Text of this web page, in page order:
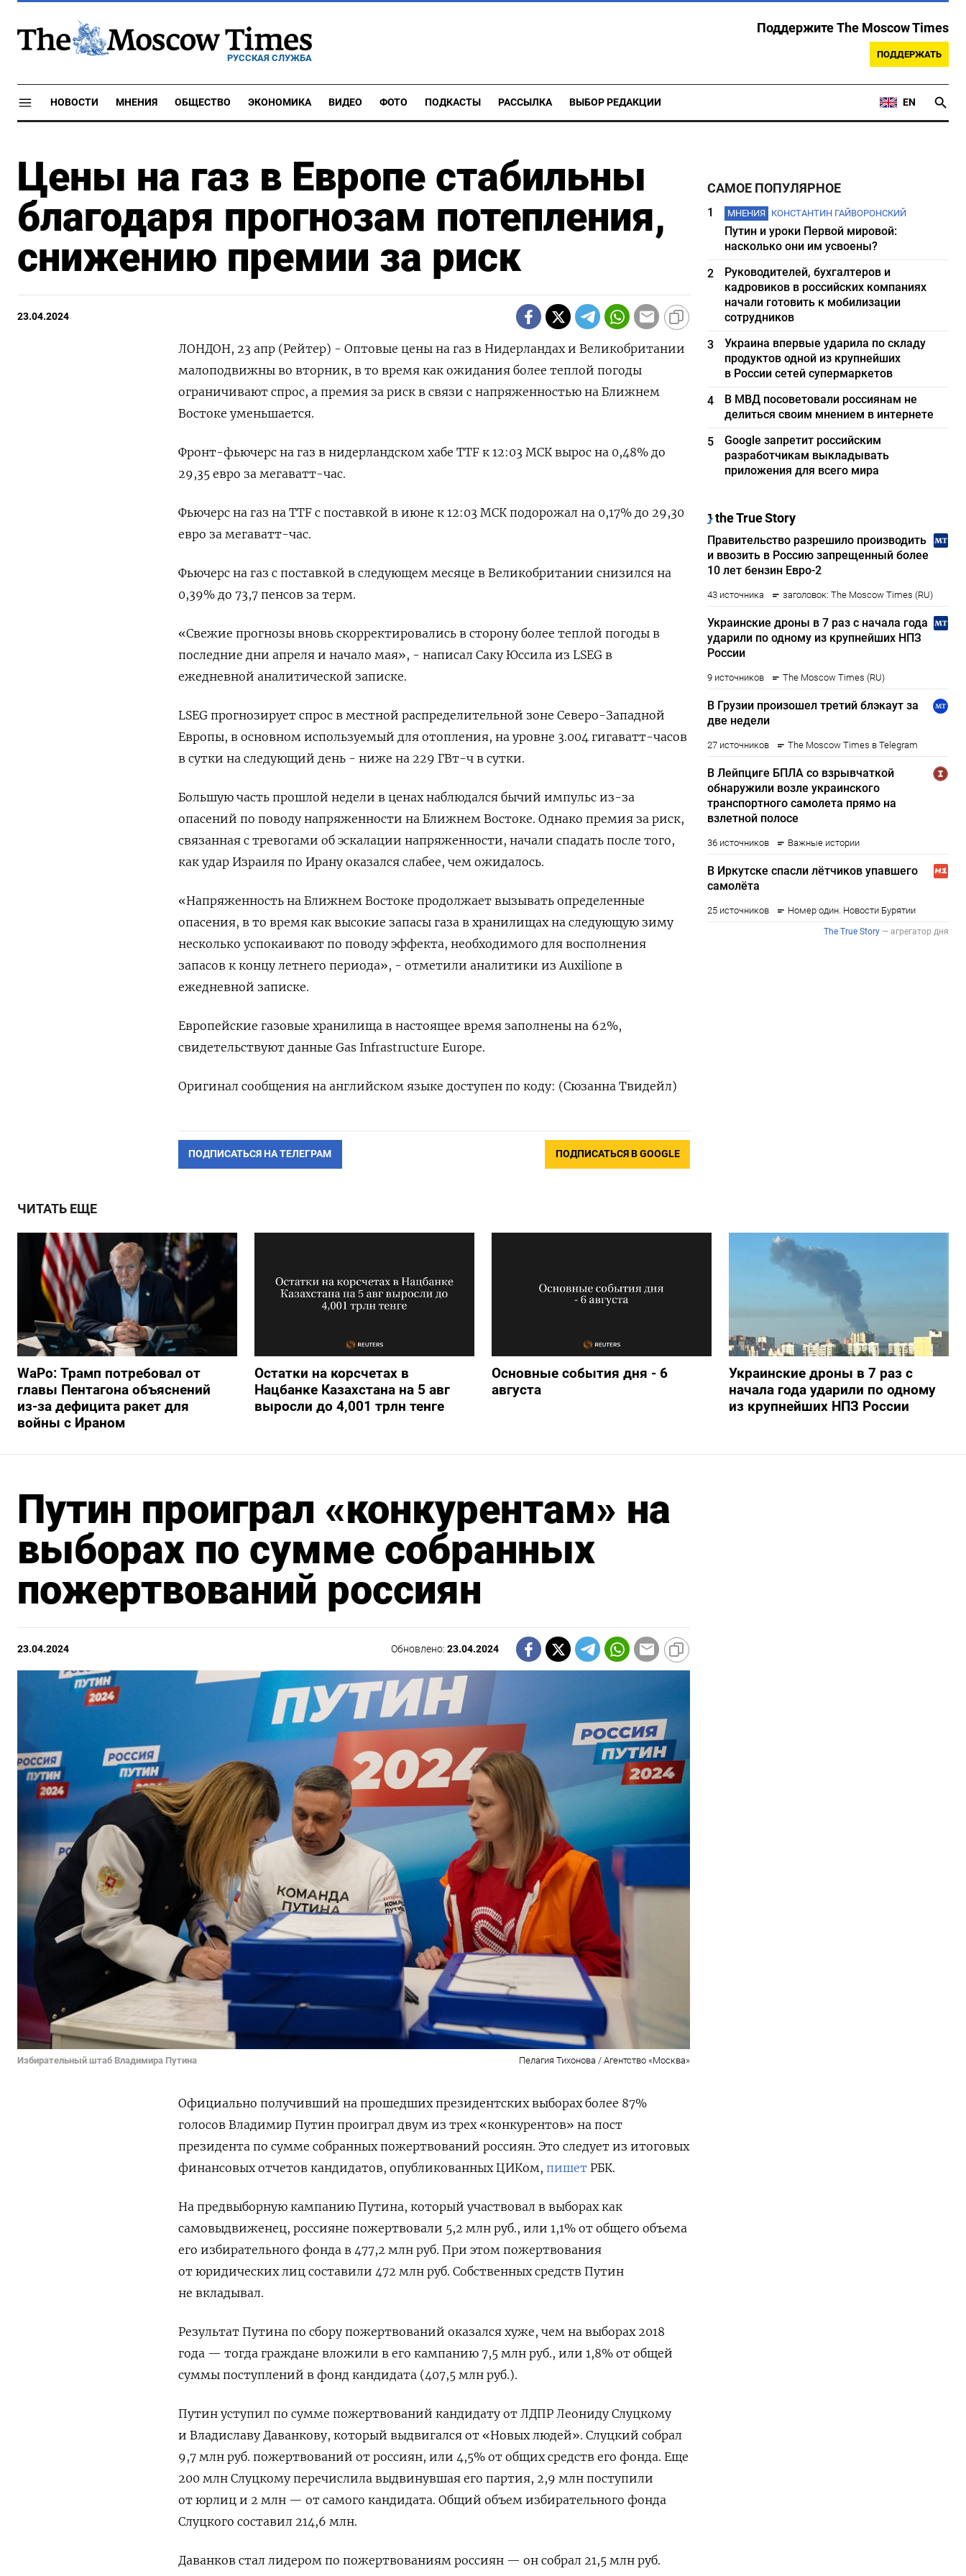
РУССКАЯ СЛУЖБА
Поддержите The Moscow Times
ПОДДЕРЖАТЬ
НОВОСТИ МНЕНИЯ ОБЩЕСТВО ЭКОНОМИКА ВИДЕО ФОТО ПОДКАСТЫ РАССЫЛКА ВЫБОР РЕДАКЦИИ EN
Цены на газ в Европе стабильны
благодаря прогнозам потепления,
снижению премии за риск
23.04.2024
ЛОНДОН, 23 апр (Рейтер) - Оптовые цены на газ в Нидерландах и Великобритании
малоподвижны во вторник, в то время как ожидания более теплой погоды
ограничивают спрос, а премия за риск в связи с напряженностью на Ближнем
Востоке уменьшается.
Фронт-фьючерс на газ в нидерландском хабе TTF к 12:03 МСК вырос на 0,48% до
29,35 евро за мегаватт-час.
Фьючерс на газ на TTF с поставкой в июне к 12:03 МСК подорожал на 0,17% до 29,30
евро за мегаватт-час.
Фьючерс на газ с поставкой в следующем месяце в Великобритании снизился на
0,39% до 73,7 пенсов за терм.
«Свежие прогнозы вновь скорректировались в сторону более теплой погоды в
последние дни апреля и начало мая», - написал Саку Юссила из LSEG в
ежедневной аналитической записке.
LSEG прогнозирует спрос в местной распределительной зоне Северо-Западной
Европы, в основном используемый для отопления, на уровне 3.004 гигаватт-часов
в сутки на следующий день - ниже на 229 ГВт-ч в сутки.
Большую часть прошлой недели в ценах наблюдался бычий импульс из-за
опасений по поводу напряженности на Ближнем Востоке. Однако премия за риск,
связанная с тревогами об эскалации напряженности, начали спадать после того,
как удар Израиля по Ирану оказался слабее, чем ожидалось.
«Напряженность на Ближнем Востоке продолжает вызывать определенные
опасения, в то время как высокие запасы газа в хранилищах на следующую зиму
несколько успокаивают по поводу эффекта, необходимого для восполнения
запасов к концу летнего периода», - отметили аналитики из Auxilione в
ежедневной записке.
Европейские газовые хранилища в настоящее время заполнены на 62%,
свидетельствуют данные Gas Infrastructure Europe.
Оригинал сообщения на английском языке доступен по коду: (Сюзанна Твидейл)
ПОДПИСАТЬСЯ НА ТЕЛЕГРАМ ПОДПИСАТЬСЯ В GOOGLE
САМОЕ ПОПУЛЯРНОЕ
1 МНЕНИЯ КОНСТАНТИН ГАЙВОРОНСКИЙ
Путин и уроки Первой мировой:
насколько они им усвоены?
2
Руководителей, бухгалтеров и
кадровиков в российских компаниях
начали готовить к мобилизации
сотрудников
3
Украина впервые ударила по складу
продуктов одной из крупнейших
в России сетей супермаркетов
4
В МВД посоветовали россиянам не
делиться своим мнением в интернете
5
Google запретит российским
разработчикам выкладывать
приложения для всего мира
ЧИТАТЬ ЕЩЕ
WaPo: Трамп потребовал от
главы Пентагона объяснений
из-за дефицита ракет для
войны с Ираном
Остатки на корсчетах в
Нацбанке Казахстана на 5 авг
выросли до 4,001 трлн тенге
Основные события дня - 6
августа
Украинские дроны в 7 раз с
начала года ударили по одному
из крупнейших НПЗ России
Путин проиграл «конкурентам» на
выборах по сумме собранных
пожертвований россиян
23.04.2024 Обновлено:23.04.2024
Избирательный штаб Владимира Путина Пелагия Тихонова / Агентство «Москва»
Официально получивший на прошедших президентских выборах более 87%
голосов Владимир Путин проиграл двум из трех «конкурентов» на пост
президента по сумме собранных пожертвований россиян. Это следует из итоговых
финансовых отчетов кандидатов, опубликованных ЦИКом, пишет РБК.
На предвыборную кампанию Путина, который участвовал в выборах как
самовыдвиженец, россияне пожертвовали 5,2 млн руб., или 1,1% от общего объема
его избирательного фонда в 477,2 млн руб. При этом пожертвования
от юридических лиц составили 472 млн руб. Собственных средств Путин
не вкладывал.
Результат Путина по сбору пожертвований оказался хуже, чем на выборах 2018
года — тогда граждане вложили в его кампанию 7,5 млн руб., или 1,8% от общей
суммы поступлений в фонд кандидата (407,5 млн руб.).
Путин уступил по сумме пожертвований кандидату от ЛДПР Леониду Слуцкому
и Владиславу Даванкову, который выдвигался от «Новых людей». Слуцкий собрал
9,7 млн руб. пожертвований от россиян, или 4,5% от общих средств его фонда. Еще
200 млн Слуцкому перечислила выдвинувшая его партия, 2,9 млн поступили
от юрлиц и 2 млн — от самого кандидата. Общий объем избирательного фонда
Слуцкого составил 214,6 млн.
Даванков стал лидером по пожертвованиям россиян — он собрал 21,5 млн руб.